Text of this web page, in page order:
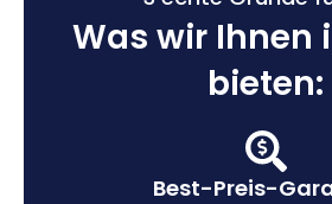
Was wir Ihnen
bieten:
Best-Preis-